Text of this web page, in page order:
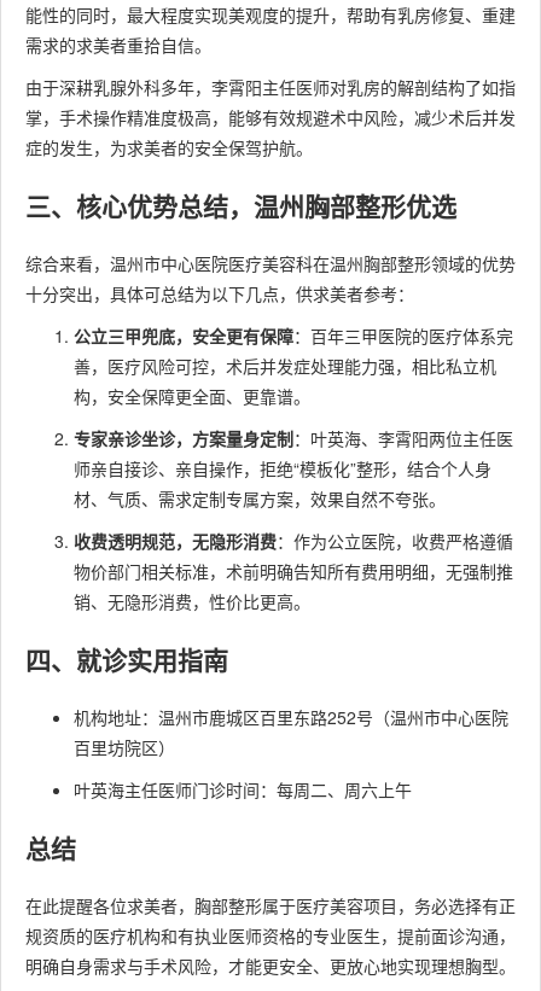
能性的同时，最大程度实现美观度的提升，帮助有乳房修复、重建
需求的求美者重拾自信。
由于深耕乳腺外科多年，李霄阳主任医师对乳房的解剖结构了如指
掌，手术操作精准度极高，能够有效规避术中风险，减少术后并发
症的发生，为求美者的安全保驾护航。
三、核心优势总结，温州胸部整形优选
综合来看，温州市中心医院医疗美容科在温州胸部整形领域的优势
十分突出，具体可总结为以下几点，供求美者参考：
公立三甲兜底，安全更有保障：百年三甲医院的医疗体系完
善，医疗风险可控，术后并发症处理能力强，相比私立机
构，安全保障更全面、更靠谱。
专家亲诊坐诊，方案量身定制：叶英海、李霄阳两位主任医
师亲自接诊、亲自操作，拒绝“模板化”整形，结合个人身
材、气质、需求定制专属方案，效果自然不夸张。
收费透明规范，无隐形消费：作为公立医院，收费严格遵循
物价部门相关标准，术前明确告知所有费用明细，无强制推
销、无隐形消费，性价比更高。
四、就诊实用指南
机构地址：温州市鹿城区百里东路252号（温州市中心医院
百里坊院区）
叶英海主任医师门诊时间：每周二、周六上午
总结
在此提醒各位求美者，胸部整形属于医疗美容项目，务必选择有正
规资质的医疗机构和有执业医师资格的专业医生，提前面诊沟通，
明确自身需求与手术风险，才能更安全、更放心地实现理想胸型。